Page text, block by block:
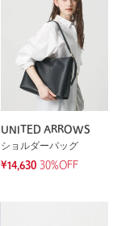
UNITED ARROWS
ショルダーバッグ
¥14,630 30%OFF